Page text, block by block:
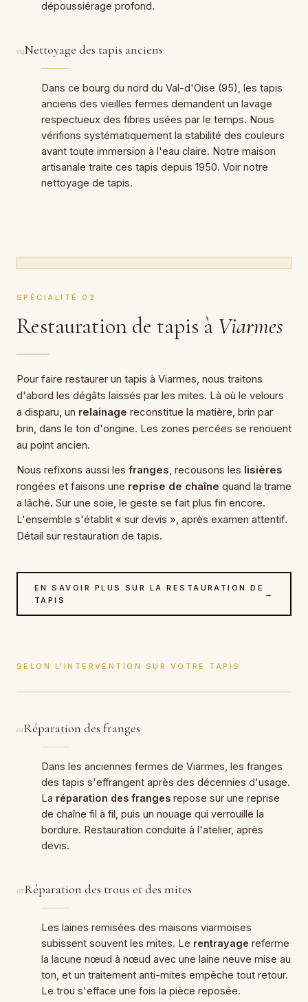
dépoussiérage profond.
04Nettoyage des tapis anciens
Dans ce bourg du nord du Val-d'Oise (95), les tapis
anciens des vieilles fermes demandent un lavage
respectueux des fibres usées par le temps. Nous
vérifions systématiquement la stabilité des couleurs
avant toute immersion à l'eau claire. Notre maison
artisanale traite ces tapis depuis 1950. Voir notre
nettoyage de tapis.
SPÉCIALITÉ 02
Restauration de tapis à Viarmes
Pour faire restaurer un tapis à Viarmes, nous traitons
d'abord les dégâts laissés par les mites. Là où le velours
a disparu, un relainage reconstitue la matière, brin par
brin, dans le ton d'origine. Les zones percées se renouent
au point ancien.
Nous refixons aussi les franges , recousons les lisières
rongées et faisons une reprise de chaîne quand la trame
a lâché. Sur une soie, le geste se fait plus fin encore.
L'ensemble s'établit « sur devis », après examen attentif.
Détail sur restauration de tapis.
EN SAVOIR PLUS SUR LA RESTAURATION DE
TAPIS
→
SELON L'INTERVENTION SUR VOTRE TAPIS
01Réparation des franges
Dans les anciennes fermes de Viarmes, les franges
des tapis s'effrangent après des décennies d'usage.
La réparation des franges repose sur une reprise
de chaîne fil à fil, puis un nouage qui verrouille la
bordure. Restauration conduite à l'atelier, après
devis.
02Réparation des trous et des mites
Les laines remisées des maisons viarmoises
subissent souvent les mites. Le rentrayage referme
la lacune nœud à nœud avec une laine neuve mise au
ton, et un traitement anti-mites empêche tout retour.
Le trou s'efface une fois la pièce reposée.